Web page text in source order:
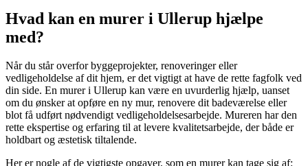
Hvad kan en murer i Ullerup hjælpe
med?
Når du står overfor byggeprojekter, renoveringer eller
vedligeholdelse af dit hjem, er det vigtigt at have de rette fagfolk ved
din side. En murer i Ullerup kan være en uvurderlig hjælp, uanset
om du ønsker at opføre en ny mur, renovere dit badeværelse eller
blot få udført nødvendigt vedligeholdelsesarbejde. Mureren har den
rette ekspertise og erfaring til at levere kvalitetsarbejde, der både er
holdbart og æstetisk tiltalende.
Her er nogle af de vigtigste opgaver, som en murer kan tage sig af: